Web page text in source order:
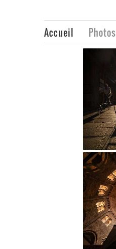
Accueil Photos